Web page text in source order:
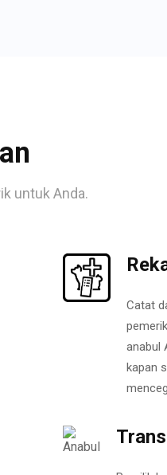
untuk Anda.
Catat
anabul
kapan